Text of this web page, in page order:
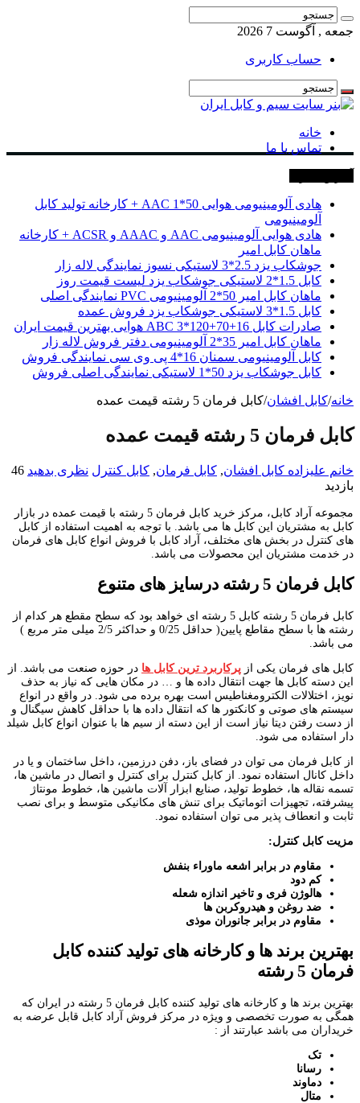
جمعه , آگوست 7 2026
حساب کاربری
خانه
تماس با ما
هادی آلومینیومی هوایی 50*1 AAC + کارخانه تولید کابل
آلومینیومی
هادی هوایی آلومینیومی AAC و AAAC و ACSR + کارخانه
ماهان کابل امیر
جوشکاب یزد 2.5*3 لاستیکی نسوز نمایندگی لاله زار
کابل 1.5*2 لاستیکی جوشکاب یزد لیست قیمت روز
ماهان کابل امیر 50*2 آلومینیومی PVC نمایندگی اصلی
کابل 1.5*3 لاستیکی جوشکاب یزد فروش عمده
صادرات کابل 16+70+120*3 ABC هوایی بهترین قیمت ایران
ماهان کابل امیر 35*2 آلومینیومی دفتر فروش لاله زار
کابل آلومینیومی سمنان 16*4 پی وی سی نمایندگی فروش
کابل جوشکاب یزد 50*1 لاستیکی نمایندگی اصلی فروش
خانه/کابل افشان/کابل فرمان 5 رشته قیمت عمده
کابل فرمان 5 رشته قیمت عمده
خانم علیزاده کابل افشان, کابل فرمان, کابل کنترل نظری بدهید 46
بازدید
مجموعه آراد کابل، مرکز خرید کابل فرمان 5 رشته با قیمت عمده در بازار
کابل به مشتریان این کابل ها می باشد. با توجه به اهمیت استفاده از کابل
های کنترل در بخش های مختلف، آراد کابل با فروش انواع کابل های فرمان
در خدمت مشتریان این محصولات می باشد.
کابل فرمان 5 رشته درسایز های متنوع
کابل فرمان 5 رشته کابل 5 رشته ای خواهد بود که سطح مقطع هر کدام از
رشته ها با سطح مقاطع پایین( حداقل 0/25 و حداکثر 2/5 میلی متر مربع )
می باشد.
کابل های فرمان یکی از پرکاربرد ترین کابل ها در حوزه صنعت می باشد. از
این دسته کابل ها جهت انتقال داده ها و … در مکان هایی که نیاز به حذف
نویز، اختلالات الکترومغناطیس است بهره برده می شود. در واقع در انواع
سیستم های صوتی و کانکتور ها که انتقال داده ها با حداقل کاهش سیگنال و
از دست رفتن دیتا نیاز است از این دسته از سیم ها با عنوان انواع کابل شیلد
دار استفاده می شود.
از کابل فرمان می توان در فضای باز، دفن درزمین، داخل ساختمان و یا در
داخل کانال استفاده نمود. از کابل کنترل برای کنترل و اتصال در ماشین ها،
تسمه نقاله ها، خطوط تولید، صنایع ابزار آلات ماشین ها، خطوط مونتاژ
پیشرفته، تجهیزات اتوماتیک برای تنش های مکانیکی متوسط و برای نصب
ثابت و انعطاف پذیر می توان استفاده نمود.
مزیت کابل کنترل:
مقاوم در برابر اشعه ماوراء بنفش
کم دود
هالوژن فری و تاخیر اندازه شعله
ضد روغن و هیدروکربن ها
مقاوم در برابر جانوران موذی
بهترین برند ها و کارخانه های تولید کننده کابل
فرمان 5 رشته
بهترین برند ها و کارخانه های تولید کننده کابل فرمان 5 رشته در ایران که
همگی به صورت تخصصی و ویژه در مرکز فروش آراد کابل قابل عرضه به
خریداران می باشد عبارتند از :
تک
رسانا
دماوند
متال